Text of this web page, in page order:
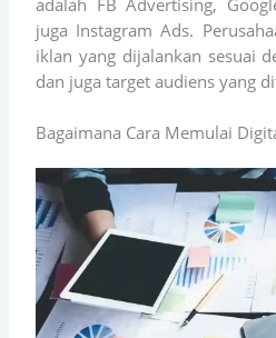
juga Instagram Ads.
iklan yang dijalankan sesuai
dan juga target audiens yang
Bagaimana Cara Memulai